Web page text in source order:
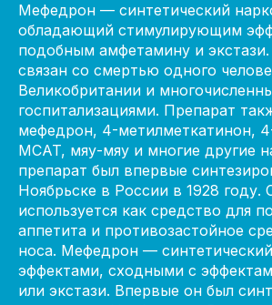
Мефедрон — синтетический
обладающий стимулирующим
подобным амфетамину и
связан со смертью одного
Великобритании и
госпитализациями. Препарат
мефедрон, 4-метилметкатинон,
MCAT, мяу-мяу и многие другие
препарат был впервые
Ноябрьске в России в 1928 году.
используется как средство для
аппетита и противозастойное
носа. Мефедрон —
эффектами, сходными с
или экстази. Впервые он был